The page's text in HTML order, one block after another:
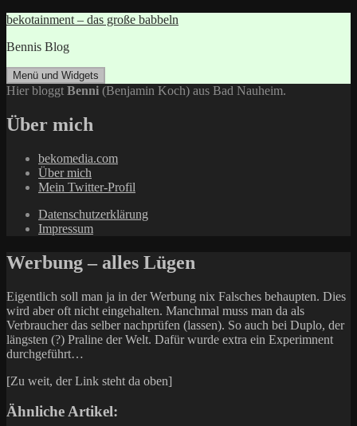
Zum
springen
bekotainment – das große babbeln
Bennis Blog
Menü und Widgets
Hier bloggt Benni (Benjamin Koch) aus Bad Nauheim.
Über mich
bekomedia.com
Über mich
Mein Twitter-Profil
Datenschutzerklärung
Impressum
Werbung – alles Lügen
Eigentlich soll man ja in der Werbung nix Falsches behaupten. Dies
wird aber oft nicht eingehalten. Manchmal muss man da als
Verbraucher das selber nachprüfen (lassen). So auch bei Duplo, der
längsten (?) Praline der Welt. Dafür wurde extra ein Experimnent
durchgeführt…
[Zu weit, der Link steht da oben]
Ähnliche Artikel: